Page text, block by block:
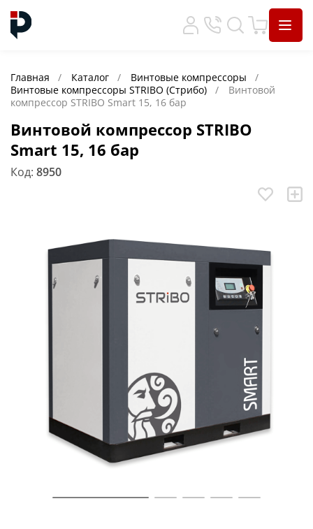
Главная Каталог
Винтовые компрессоры
Винтовые компрессоры STRIBO (Стрибо)
Винтовой
компрессор STRIBO Smart 15, 16 бар
Винтовой компрессор STRIBO
Smart 15, 16 бар
Код: 8950